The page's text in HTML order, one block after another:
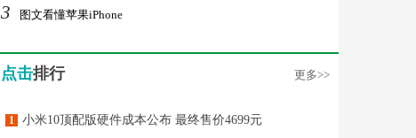
3 图文看懂苹果iPhone
点击排行 更多>>
1 小米10顶配版硬件成本公布 最终售价4699元